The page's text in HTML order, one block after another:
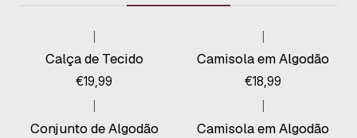
Calça de Tecido
€19,99
Camisola em Algodão
€18,99
Conjunto de Algodão Camisola em Algodão